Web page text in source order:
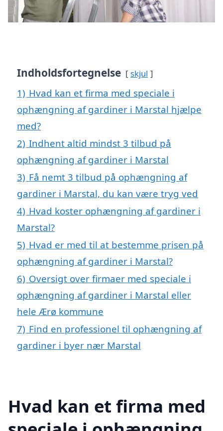
Indholdsfortegnelse skjul
1) Hvad kan et firma med speciale i
ophængning af gardiner i Marstal hjælpe
med?
2) Indhent altid mindst 3 tilbud på
ophængning af gardiner i Marstal
3) Få nemt 3 tilbud på ophængning af
gardiner i Marstal, du kan være tryg ved
4) Hvad koster ophængning af gardiner i
Marstal?
5) Hvad er med til at bestemme prisen på
ophængning af gardiner i Marstal?
6) Oversigt over firmaer med speciale i
ophængning af gardiner i Marstal eller
hele Ærø kommune
7) Find en professionel til ophængning af
gardiner i byer nær Marstal
Hvad kan et firma med